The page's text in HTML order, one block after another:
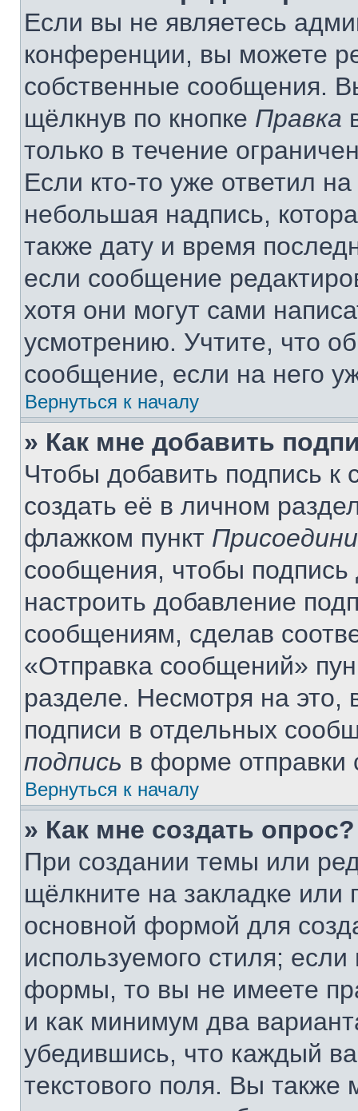
Если вы не являетесь
конференции, вы можете
собственные сообщения.
щёлкнув по кнопке Правка
только в течение
Если кто-то уже ответил
небольшая надпись,
также дату и время
если сообщение
хотя они могут сами
усмотрению. Учтите, что
сообщение, если на него
Вернуться к началу
» Как мне добавить
Чтобы добавить подпись
создать её в личном
флажком пункт
сообщения, чтобы
настроить добавление
сообщениям, сделав
«Отправка сообщений»
разделе. Несмотря на
подписи в отдельных
подпись в форме отправки
Вернуться к началу
» Как мне создать опрос?
При создании темы или
щёлкните на закладке
основной формой для
используемого стиля;
формы, то вы не имеете
и как минимум два
убедившись, что каждый
текстового поля. Вы также